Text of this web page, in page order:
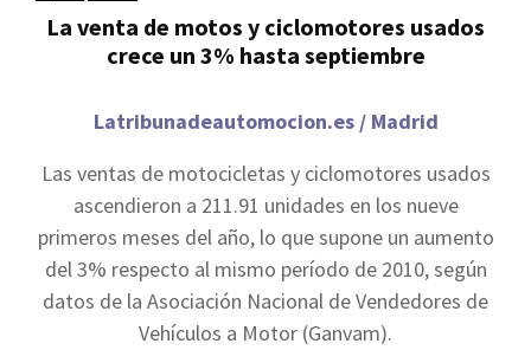
La venta de motos y ciclomotores usados
crece un 3% hasta septiembre
Latribunadeautomocion.es / Madrid
Las ventas de motocicletas y ciclomotores usados
ascendieron a 211.91 unidades en los nueve
primeros meses del año, lo que supone un aumento
del 3% respecto al mismo período de 2010, según
datos de la Asociación Nacional de Vendedores de
Vehículos a Motor (Ganvam).